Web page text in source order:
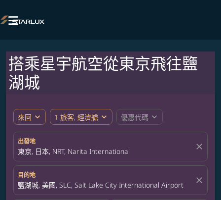

搭乘星宇航空從東京飛往鹽
湖城
來回 expand_more 1 旅客, 經濟艙 expand_more 優惠代碼 expand_more
出發地
東京, 日本, NRT, Narita International close
目的地
鹽湖城, 美國, SLC, Salt Lake City International Airport close